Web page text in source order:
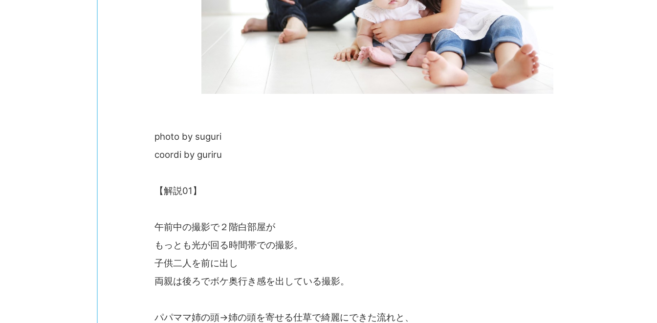
photo by suguri
coordi by guriru
【解説01】
午前中の撮影で２階白部屋が
もっとも光が回る時間帯での撮影。
子供二人を前に出し
両親は後ろでボケ奥行き感を出している撮影。
パパママ姉の頭→姉の頭を寄せる仕草で綺麗にできた流れと、